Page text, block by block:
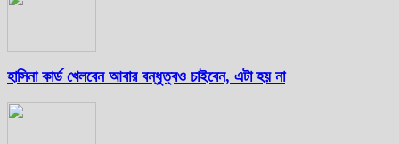
হাসিনা কার্ড খেলবেন আবার বন্ধুত্বও চাইবেন, এটা হয় না